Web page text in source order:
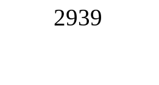
2939